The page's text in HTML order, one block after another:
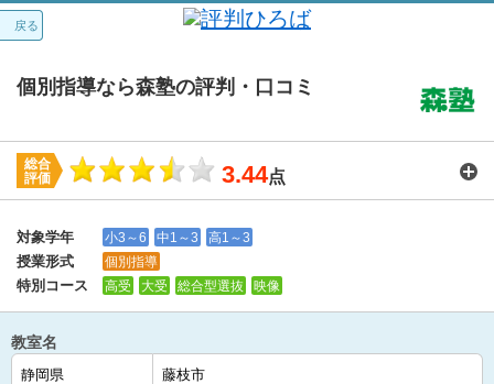
戻る
個別指導なら森塾の評判・口コミ
総合
評価
3.44点
講師：3.6 カリキュラム：3.6 周りの環境：3.7
対象学年
小3～6 中1～3 高1～3
授業形式 個別指導
特別コース 高受 大受 総合型選抜 映像
教室名